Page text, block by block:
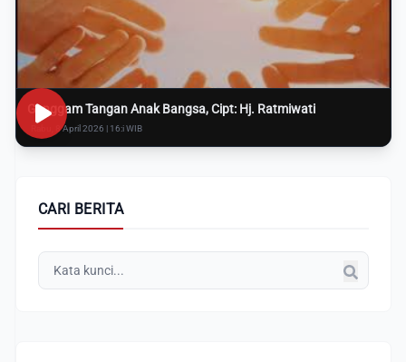
Genggam Tangan Anak Bangsa, Cipt: Hj. Ratmiwati
Rabu, 8 April 2026 | 16:i WIB
CARI BERITA